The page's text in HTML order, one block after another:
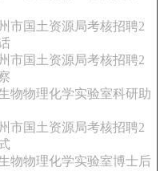
市国土资源局考核招聘2
市国土资源局考核招聘2
物物理化学实验室科研助
市国土资源局考核招聘2
物物理化学实验室博士后